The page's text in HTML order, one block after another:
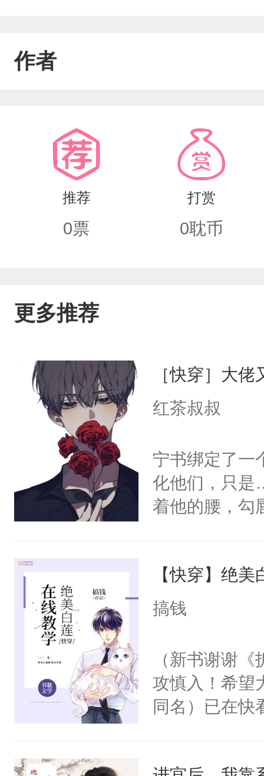
上天眷顾他，遇到了一个酷似玫瑰的
璃的“疯”和别人的疯不一样，他做事
又不否认自己“疯子”的事实。何笙箫
华横溢，医院主任是捧在手里怕摔了
把你当成玫瑰般捧在手心，任凭你的
切。”“――可是，你是个疯子……”有的
个普通人……只是他说的话他们不懂；
子……凭什么啊……疯子，不都是人吗
作者
推荐
0票
打赏
0耽币
更多推荐
［快穿］大
红茶叔叔
宁书绑定了一
化他们，只是
着他的腰，勾
来，给老公
用力——为你
【快穿】绝
搞钱
（新书谢谢
攻慎入！希望
同名）已在快